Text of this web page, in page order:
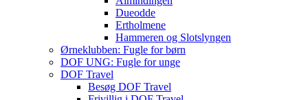
Dueodde
Ertholmene
Hammeren og Slotslyngen
Ørneklubben: Fugle for børn
DOF UNG: Fugle for unge
DOF Travel
Besøg DOF Travel